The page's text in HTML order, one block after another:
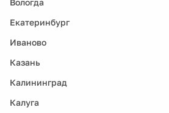
Екатеринбург
Иваново
Казань
Калининград
Калуга